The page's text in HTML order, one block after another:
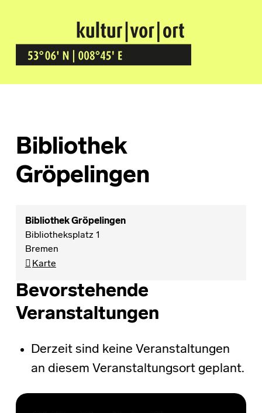
Kultur Vor Ort
BREMEN GRÖPELINGEN
Bibliothek
Gröpelingen
Bibliothek Gröpelingen
Bibliotheksplatz 1
Bremen
Karte
Bevorstehende
Veranstaltungen
Derzeit sind keine Veranstaltungen
an diesem Veranstaltungsort geplant.
Skip back to main navigation